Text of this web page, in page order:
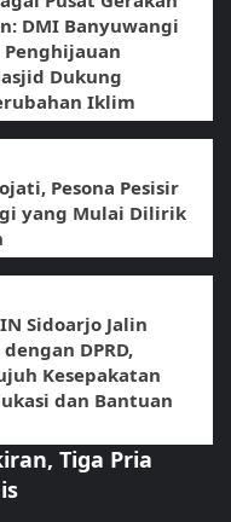
DMI Banyuwangi
Dukung
Iklim
Pesona Pesisir
yang Mulai Dilirik
Sidoarjo Jalin
DPRD,
Kesepakatan
dan Bantuan
Tiga Pria